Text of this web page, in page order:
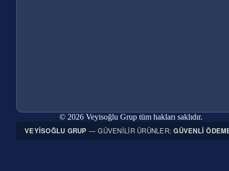
© 2026 Veyisoğlu Grup tüm hakları saklıdır.
VEYISOĞLU GRUP — GÜVENILIR ÜRÜNLER;GÜVENLI